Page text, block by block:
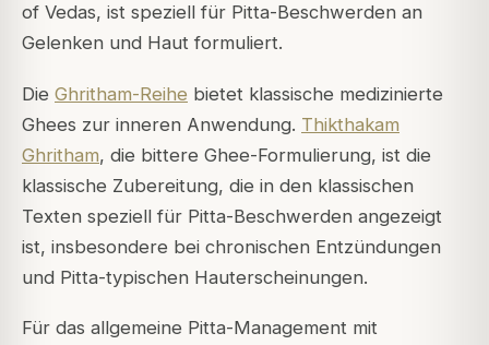
of Vedas, ist speziell für Pitta-Beschwerden an
Gelenken und Haut formuliert.
Die Ghritham-Reihe bietet klassische medizinierte
Ghees zur inneren Anwendung. Thikthakam
Ghritham, die bittere Ghee-Formulierung, ist die
klassische Zubereitung, die in den klassischen
Texten speziell für Pitta-Beschwerden angezeigt
ist, insbesondere bei chronischen Entzündungen
und Pitta-typischen Hauterscheinungen.
Für das allgemeine Pitta-Management mit